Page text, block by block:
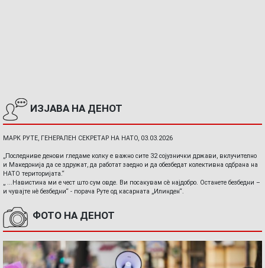
ИЗЈАВА НА ДЕНОТ
МАРК РУТЕ, ГЕНЕРАЛЕН СЕКРЕТАР НА НАТО, 03.03.2026
„Последниве денови гледаме колку е важно сите 32 сојузнички држави, вклучително
и Македонија да се здружат, да работат заедно и да обезбедат колективна одбрана на
НАТО територијата.“
„ ...Навистина ми е чест што сум овде. Ви посакувам сè најдобро. Останете безбедни –
и чувајте нè безбедни“ - порача Руте од касарната „Илинден“.
ФОТО НА ДЕНОТ